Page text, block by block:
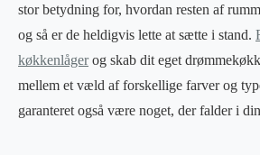
stor betydning for, hvordan resten af
og så er de heldigvis lette at sætte i stand.
køkkenlågerog skab dit eget
mellem et væld af forskellige farver og
garanteret også være noget, der falder i